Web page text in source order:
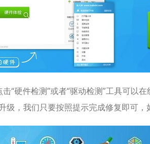
“硬件检测”或者“驱动检测”工具可以
级，我们只要按照提示完成修复即可，